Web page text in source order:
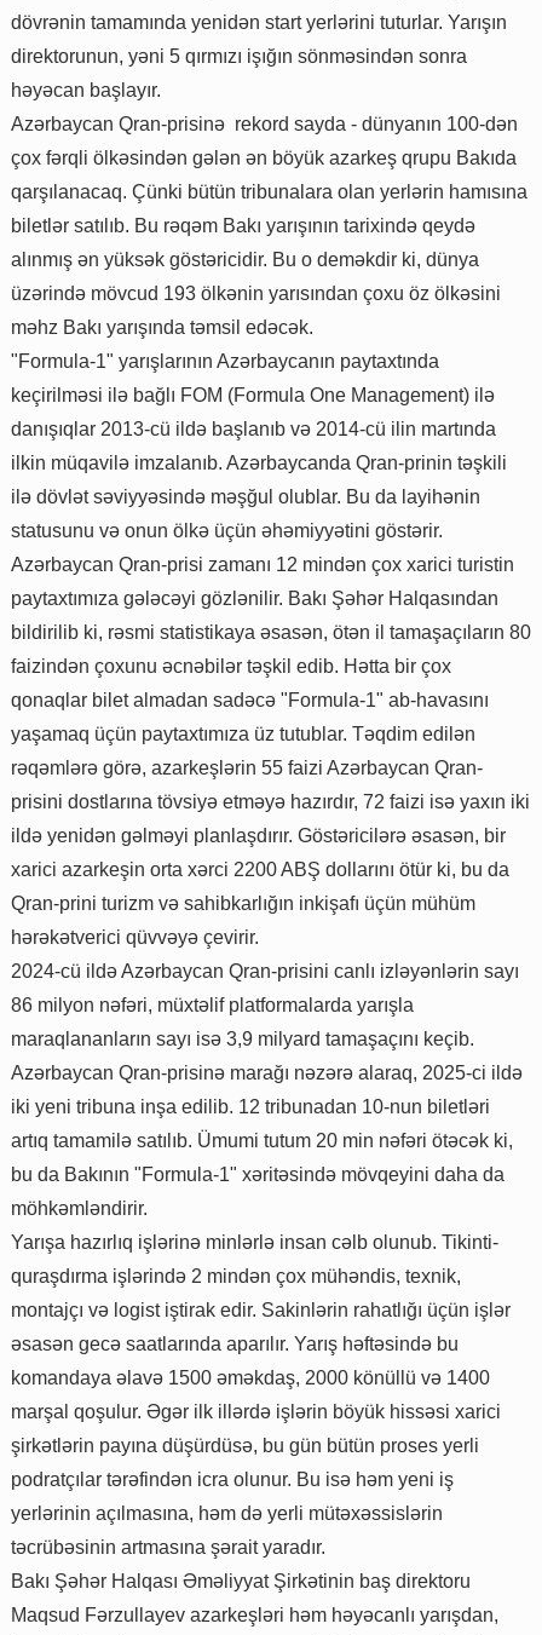
dövrənin tamamında yenidən start yerlərini tuturlar. Yarışın
direktorunun, yəni 5 qırmızı işığın sönməsindən sonra
həyəcan başlayır.
Azərbaycan Qran-prisinə rekord sayda - dünyanın 100-dən
çox fərqli ölkəsindən gələn ən böyük azarkeş qrupu Bakıda
qarşılanacaq. Çünki bütün tribunalara olan yerlərin hamısına
biletlər satılıb. Bu rəqəm Bakı yarışının tarixində qeydə
alınmış ən yüksək göstəricidir. Bu o deməkdir ki, dünya
üzərində mövcud 193 ölkənin yarısından çoxu öz ölkəsini
məhz Bakı yarışında təmsil edəcək.
"Formula-1" yarışlarının Azərbaycanın paytaxtında
keçirilməsi ilə bağlı FOM (Formula One Management) ilə
danışıqlar 2013-cü ildə başlanıb və 2014-cü ilin martında
ilkin müqavilə imzalanıb. Azərbaycanda Qran-prinin təşkili
ilə dövlət səviyyəsində məşğul olublar. Bu da layihənin
statusunu və onun ölkə üçün əhəmiyyətini göstərir.
Azərbaycan Qran-prisi zamanı 12 mindən çox xarici turistin
paytaxtımıza gələcəyi gözlənilir. Bakı Şəhər Halqasından
bildirilib ki, rəsmi statistikaya əsasən, ötən il tamaşaçıların 80
faizindən çoxunu əcnəbilər təşkil edib. Hətta bir çox
qonaqlar bilet almadan sadəcə "Formula-1" ab-havasını
yaşamaq üçün paytaxtımıza üz tutublar. Təqdim edilən
rəqəmlərə görə, azarkeşlərin 55 faizi Azərbaycan Qran-
prisini dostlarına tövsiyə etməyə hazırdır, 72 faizi isə yaxın iki
ildə yenidən gəlməyi planlaşdırır. Göstəricilərə əsasən, bir
xarici azarkeşin orta xərci 2200 ABŞ dollarını ötür ki, bu da
Qran-prini turizm və sahibkarlığın inkişafı üçün mühüm
hərəkətverici qüvvəyə çevirir.
2024-cü ildə Azərbaycan Qran-prisini canlı izləyənlərin sayı
86 milyon nəfəri, müxtəlif platformalarda yarışla
maraqlananların sayı isə 3,9 milyard tamaşaçını keçib.
Azərbaycan Qran-prisinə marağı nəzərə alaraq, 2025-ci ildə
iki yeni tribuna inşa edilib. 12 tribunadan 10-nun biletləri
artıq tamamilə satılıb. Ümumi tutum 20 min nəfəri ötəcək ki,
bu da Bakının "Formula-1" xəritəsində mövqeyini daha da
möhkəmləndirir.
Yarışa hazırlıq işlərinə minlərlə insan cəlb olunub. Tikinti-
quraşdırma işlərində 2 mindən çox mühəndis, texnik,
montajçı və logist iştirak edir. Sakinlərin rahatlığı üçün işlər
əsasən gecə saatlarında aparılır. Yarış həftəsində bu
komandaya əlavə 1500 əməkdaş, 2000 könüllü və 1400
marşal qoşulur. Əgər ilk illərdə işlərin böyük hissəsi xarici
şirkətlərin payına düşürdüsə, bu gün bütün proses yerli
podratçılar tərəfindən icra olunur. Bu isə həm yeni iş
yerlərinin açılmasına, həm də yerli mütəxəssislərin
təcrübəsinin artmasına şərait yaradır.
Bakı Şəhər Halqası Əməliyyat Şirkətinin baş direktoru
Maqsud Fərzullayev azarkeşləri həm həyəcanlı yarışdan,